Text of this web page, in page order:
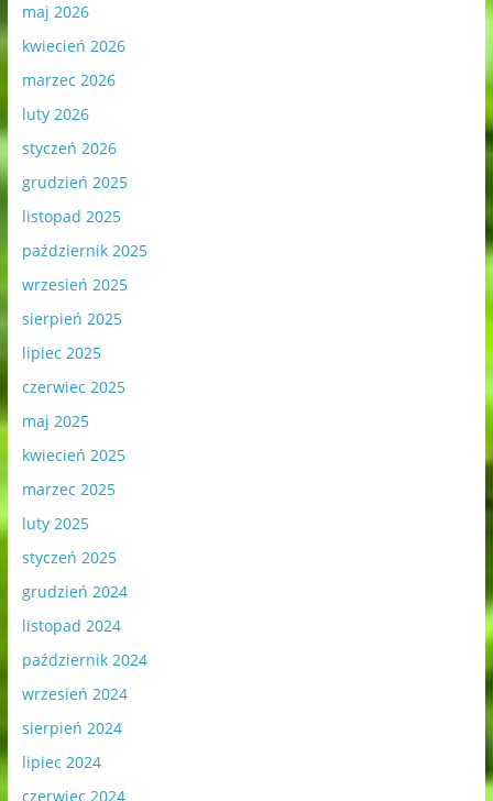
maj 2026
kwiecień 2026
marzec 2026
luty 2026
styczeń 2026
grudzień 2025
listopad 2025
październik 2025
wrzesień 2025
sierpień 2025
lipiec 2025
czerwiec 2025
maj 2025
kwiecień 2025
marzec 2025
luty 2025
styczeń 2025
grudzień 2024
listopad 2024
październik 2024
wrzesień 2024
sierpień 2024
lipiec 2024
czerwiec 2024